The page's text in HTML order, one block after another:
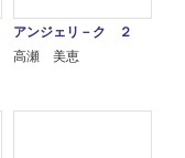
アンジェリ－ク ２
高瀬 美恵